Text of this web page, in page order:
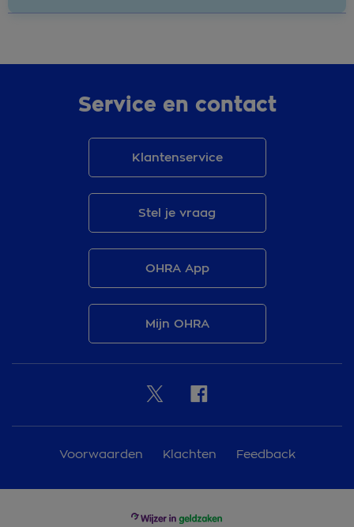
Service en contact
Klantenservice
Stel je vraag
OHRA App
Mijn OHRA
Voorwaarden Klachten Feedback